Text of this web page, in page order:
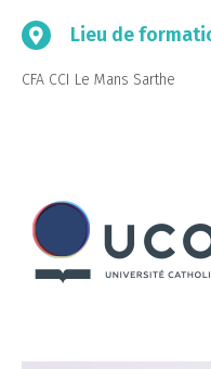
Lieu de
CFA CCI Le Mans Sarthe